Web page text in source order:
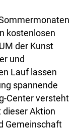
kostenlosen
der Kunst
und
Lauf lassen
spannende
Center versteht
dieser Aktion
Gemeinschaft